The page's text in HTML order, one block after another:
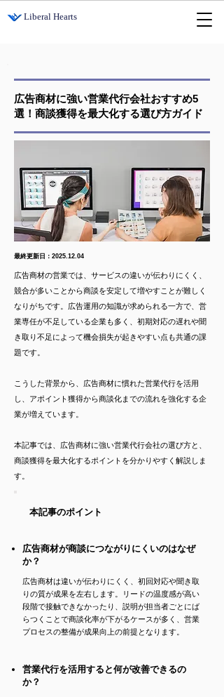
​Liberal Hearts
広告商材に強い営業代行会社おすすめ5
選！商談獲得を最大化する選び方ガイド
最終更新日：2025.12.04
広告商材の営業では、サービスの違いが伝わりにくく、
競合が多いことから商談を安定して増やすことが難しく
なりがちです。広告運用の知識が求められる一方で、営
業専任が不足している企業も多く、初期対応の遅れや聞
き取り不足によって機会損失が起きやすい点も共通の課
題です。
こうした背景から、広告商材に慣れた営業代行を活用
し、アポイント獲得から商談化までの流れを強化する企
業が増えています。
本記事では、広告商材に強い営業代行会社の選び方と、
商談獲得を最大化するポイントを分かりやすく解説しま
す。
本記事のポイント
広告商材が商談につながりにくいのはなぜ
か？
広告商材は違いが伝わりにくく、初回対応や聞き取
りの質が成果を左右します。リードの温度感が高い
段階で接触できなかったり、説明が担当者ごとにば
らつくことで商談化率が下がるケースが多く、営業
プロセスの整備が成果向上の前提となります。
営業代行を活用すると何が改善できるの
か？